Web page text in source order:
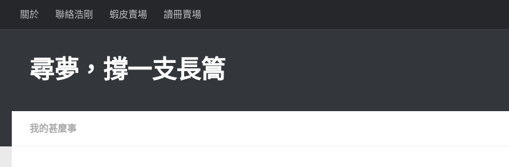
Skip to content
關於 聯絡浩剛 蝦皮賣場 讀冊賣場
尋夢，撐一支長篙
我的甚麼事